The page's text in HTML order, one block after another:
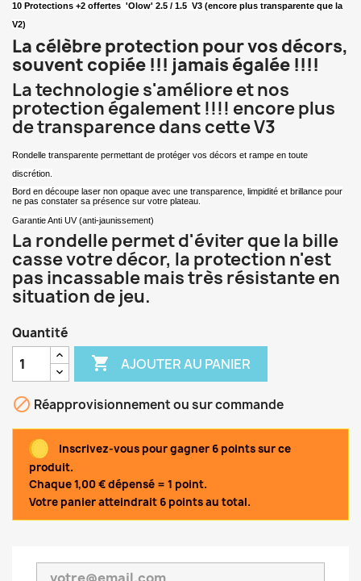
10 Protections +2 offertes 'Olow' 2.5 / 1.5 V3 (encore plus transparente que la
V2)
La célèbre protection pour vos décors,
souvent copiée !!! jamais égalée !!!!
La technologie s'améliore et nos
protection également !!!! encore plus
de transparence dans cette V3
Rondelle transparente permettant de protéger vos décors et rampe en toute
discrétion.
Bord en découpe laser non opaque avec une transparence, limpidité et brillance pour
ne pas constater sa présence sur votre plateau.
GarantieAnti UV (anti-jaunissement)
La rondelle permet d'éviter que la bille
casse votre décor, la protection n'est
pas incassable mais très résistante en
situation de jeu.
Quantité
 AJOUTER AU PANIER
 Réapprovisionnement ou sur commande
Inscrivez-vous pour gagner 6 points sur ce
produit.
Chaque 1,00 € dépensé = 1 point.
Votre panier atteindrait 6 points au total.